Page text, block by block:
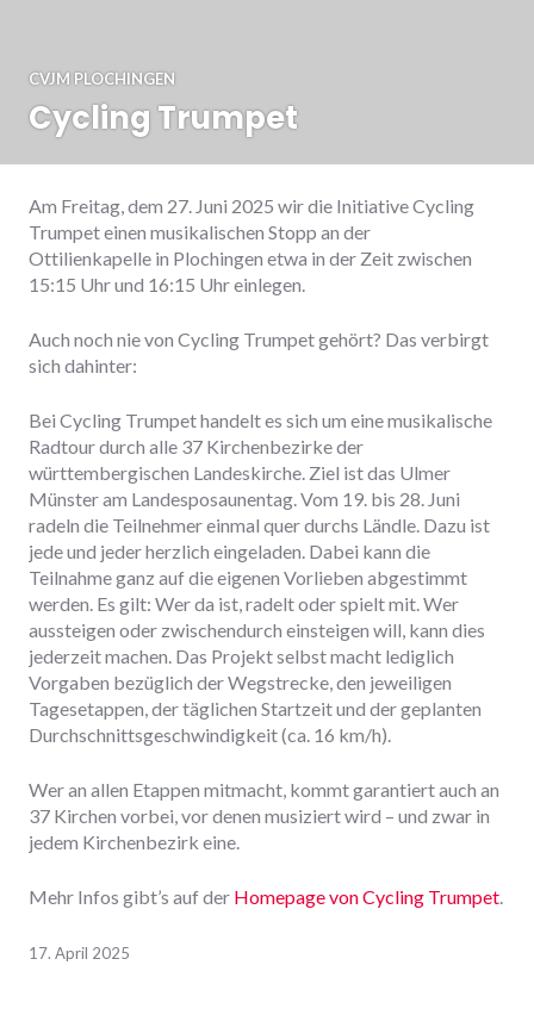
CVJM PLOCHINGEN
Cycling Trumpet
Am Freitag, dem 27. Juni 2025 wir die Initiative Cycling
Trumpet einen musikalischen Stopp an der
Ottilienkapelle in Plochingen etwa in der Zeit zwischen
15:15 Uhr und 16:15 Uhr einlegen.
Auch noch nie von Cycling Trumpet gehört? Das verbirgt
sich dahinter:
Bei Cycling Trumpet handelt es sich um eine musikalische
Radtour durch alle 37 Kirchenbezirke der
württembergischen Landeskirche. Ziel ist das Ulmer
Münster am Landesposaunentag. Vom 19. bis 28. Juni
radeln die Teilnehmer einmal quer durchs Ländle. Dazu ist
jede und jeder herzlich eingeladen. Dabei kann die
Teilnahme ganz auf die eigenen Vorlieben abgestimmt
werden. Es gilt: Wer da ist, radelt oder spielt mit. Wer
aussteigen oder zwischendurch einsteigen will, kann dies
jederzeit machen. Das Projekt selbst macht lediglich
Vorgaben bezüglich der Wegstrecke, den jeweiligen
Tagesetappen, der täglichen Startzeit und der geplanten
Durchschnittsgeschwindigkeit (ca. 16 km/h).
Wer an allen Etappen mitmacht, kommt garantiert auch an
37 Kirchen vorbei, vor denen musiziert wird – und zwar in
jedem Kirchenbezirk eine.
Mehr Infos gibt’s auf der Homepage von Cycling Trumpet.
17. April 2025